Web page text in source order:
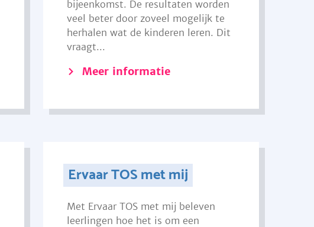
bijeenkomst. De resultaten worden
veel beter door zoveel mogelijk te
herhalen wat de kinderen leren. Dit
vraagt...
Meer informatie
Ervaar TOS met mij
Met Ervaar TOS met mij beleven
leerlingen hoe het is om een